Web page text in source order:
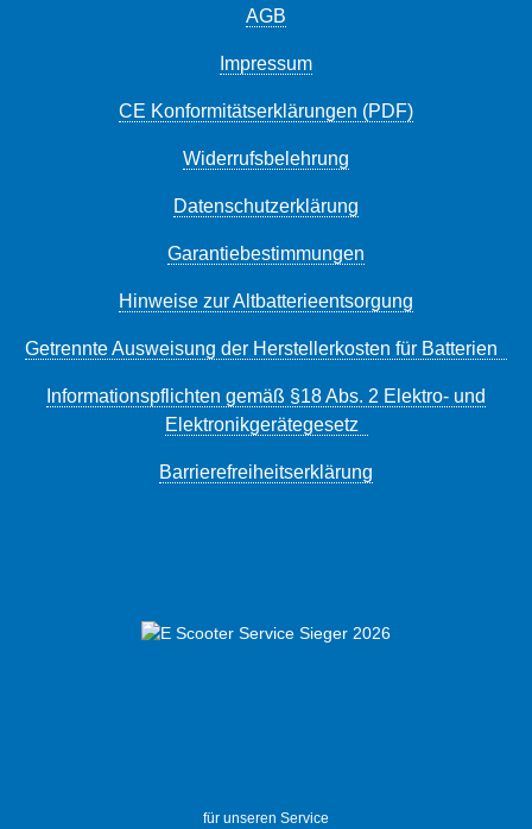
AGB
Impressum
CE Konformitätserklärungen (PDF)
Widerrufsbelehrung
Datenschutzerklärung
Garantiebestimmungen
Hinweise zur Altbatterieentsorgung
Getrennte Ausweisung der Herstellerkosten für Batterien
Informationspflichten gemäß §18 Abs. 2 Elektro- und
Elektronikgerätegesetz
Barrierefreiheitserklärung
für unseren Service